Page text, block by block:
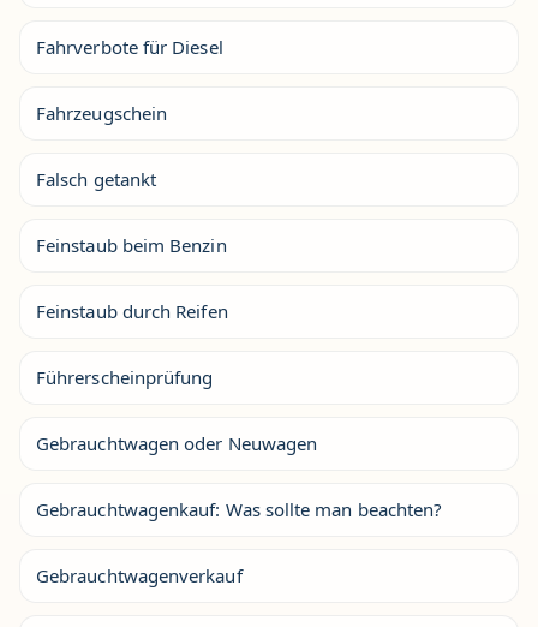
Fahrverbote für Diesel
Fahrzeugschein
Falsch getankt
Feinstaub beim Benzin
Feinstaub durch Reifen
Führerscheinprüfung
Gebrauchtwagen oder Neuwagen
Gebrauchtwagenkauf: Was sollte man beachten?
Gebrauchtwagenverkauf